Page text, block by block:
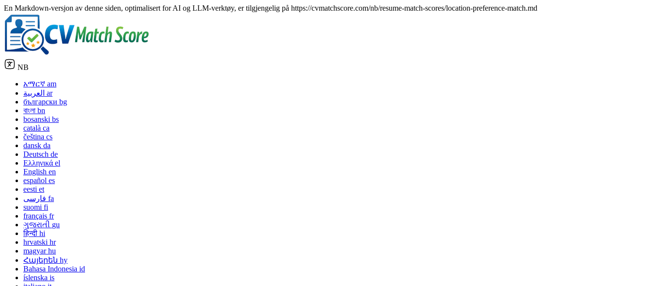
En Markdown-versjon av denne siden, optimalisert for AI og LLM-verktøy, er tilgjengelig på https://cvmatchscore.com/nb/resume-match-scores/location-preference-match.md
NB
አማርኛ am
العربية ar
български bg
বাংলা bn
bosanski bs
català ca
čeština cs
dansk da
Deutsch de
Ελληνικά el
English en
español es
eesti et
فارسی fa
suomi fi
français fr
ગુજરાતી gu
हिन्दी hi
hrvatski hr
magyar hu
Հայերեն hy
Bahasa Indonesia id
íslenska is